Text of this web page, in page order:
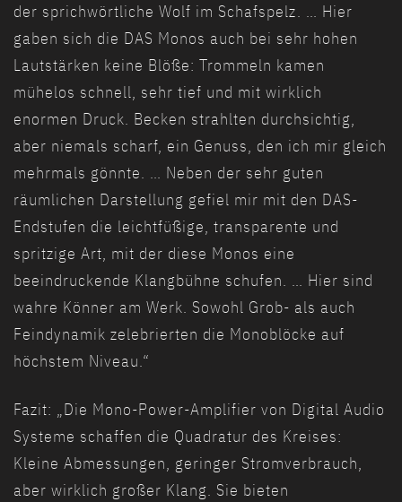
der sprichwörtliche Wolf im Schafspelz. … Hier
gaben sich die DAS Monos auch bei sehr hohen
Lautstärken keine Blöße: Trommeln kamen
mühelos schnell, sehr tief und mit wirklich
enormen Druck. Becken strahlten durchsichtig,
aber niemals scharf, ein Genuss, den ich mir gleich
mehrmals gönnte. … Neben der sehr guten
räumlichen Darstellung gefiel mir mit den DAS-
Endstufen die leichtfüßige, transparente und
spritzige Art, mit der diese Monos eine
beeindruckende Klangbühne schufen. … Hier sind
wahre Könner am Werk. Sowohl Grob- als auch
Feindynamik zelebrierten die Monoblöcke auf
höchstem Niveau.“
Fazit: „Die Mono-Power-Amplifier von Digital Audio
Systeme schaffen die Quadratur des Kreises:
Kleine Abmessungen, geringer Stromverbrauch,
aber wirklich großer Klang. Sie bieten